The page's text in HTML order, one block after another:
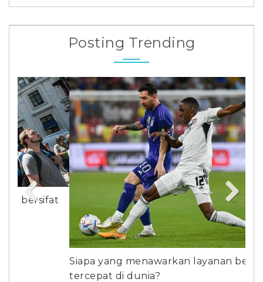
Posting Trending
Siapa yang menawarkan layanan berita
tercepat di dunia?
Next